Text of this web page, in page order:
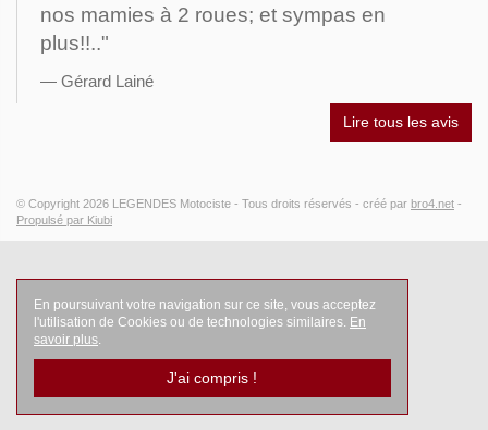
nos mamies à 2 roues; et sympas en
plus!!.."
Gérard Lainé
Lire tous les avis
© Copyright 2026 LEGENDES Motociste - Tous droits réservés - créé par bro4.net -
Propulsé par Kiubi
En poursuivant votre navigation sur ce site, vous acceptez
l'utilisation de Cookies ou de technologies similaires. En
savoir plus
J'ai compris !